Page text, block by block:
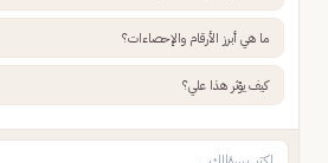
ما هي أبرز الأرقام والإحصاءات؟
كيف يؤثر هذا علي؟